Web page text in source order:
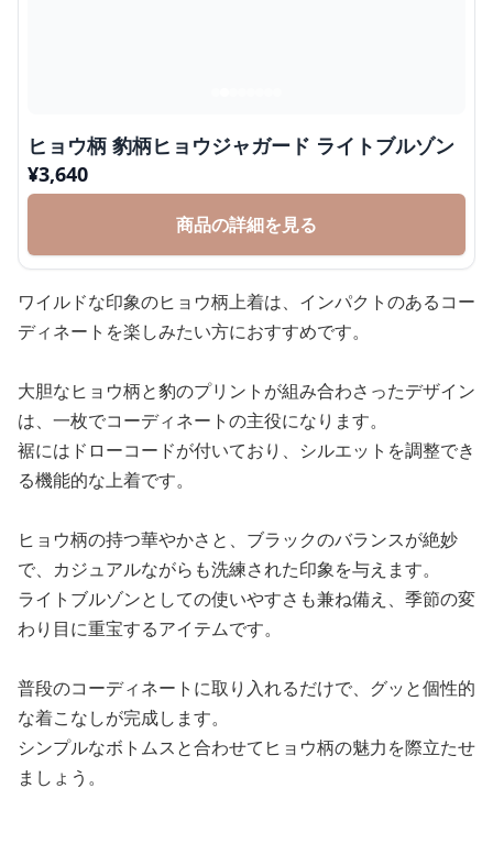
ヒョウ柄 豹柄ヒョウジャガード ライトブルゾン
¥3,640
商品の詳細を見る
ワイルドな印象のヒョウ柄上着は、インパクトのあるコー
ディネートを楽しみたい方におすすめです。
大胆なヒョウ柄と豹のプリントが組み合わさったデザイン
は、一枚でコーディネートの主役になります。
裾にはドローコードが付いており、シルエットを調整でき
る機能的な上着です。
ヒョウ柄の持つ華やかさと、ブラックのバランスが絶妙
で、カジュアルながらも洗練された印象を与えます。
ライトブルゾンとしての使いやすさも兼ね備え、季節の変
わり目に重宝するアイテムです。
普段のコーディネートに取り入れるだけで、グッと個性的
な着こなしが完成します。
シンプルなボトムスと合わせてヒョウ柄の魅力を際立たせ
ましょう。